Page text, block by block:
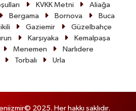
KVKK Metni
Aliağa
Bergama Bornova
Buca
Gaziemir
Güzelbahçe
Karşıyaka
Kemalpaşa
Menemen
Narlıdere
Torbalı Urla
2025. Her hakkı saklıdır.